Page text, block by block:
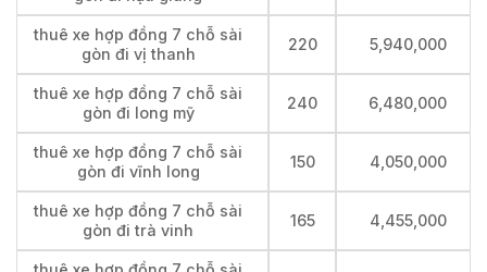
thuê xe hợp đồng 7 chỗ sài
gòn đi vị thanh
220 5,940,000
thuê xe hợp đồng 7 chỗ sài
gòn đi long mỹ
240 6,480,000
thuê xe hợp đồng 7 chỗ sài
gòn đi vĩnh long
150 4,050,000
thuê xe hợp đồng 7 chỗ sài
gòn đi trà vinh
165 4,455,000